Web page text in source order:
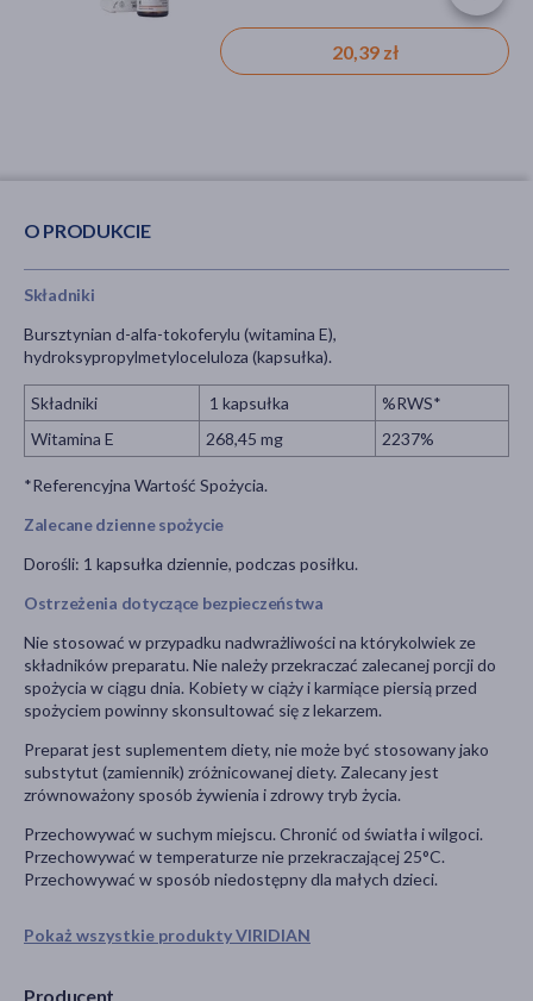
20,39 zł
119,99 zł
O PRODUKCIE
Pokaż wszystkie produkty VIRIDIAN
Producent
Składniki
Bursztynian d-alfa-tokoferylu (witamina E),
hydroksypropylmetyloceluloza (kapsułka).
Składniki 1 kapsułka
%RWS*
Witamina E
268,45 mg 2237%
*Referencyjna Wartość Spożycia.
Zalecane dzienne spożycie
Dorośli: 1 kapsułka dziennie, podczas posiłku.
Ostrzeżenia dotyczące bezpieczeństwa
Nie stosować w przypadku nadwrażliwości na którykolwiek ze
składników preparatu. Nie należy przekraczać zalecanej porcji do
spożycia w ciągu dnia. Kobiety w ciąży i karmiące piersią przed
spożyciem powinny skonsultować się z lekarzem.
Preparat jest suplementem diety, nie może być stosowany jako
substytut (zamiennik) zróżnicowanej diety. Zalecany jest
zrównoważony sposób żywienia i zdrowy tryb życia.
Przechowywać w suchym miejscu. Chronić od światła i wilgoci.
Przechowywać w temperaturze nie przekraczającej 25°C.
Przechowywać w sposób niedostępny dla małych dzieci.